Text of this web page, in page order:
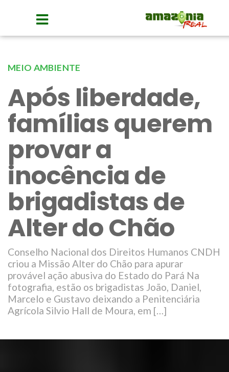
MEIO AMBIENTE
Após liberdade,
famílias querem
provar a
inocência de
brigadistas de
Alter do Chão
Conselho Nacional dos Direitos Humanos CNDH
criou a Missão Alter do Chão para apurar
provável ação abusiva do Estado do Pará Na
fotografia, estão os brigadistas João, Daniel,
Marcelo e Gustavo deixando a Penitenciária
Agrícola Silvio Hall de Moura, em […]